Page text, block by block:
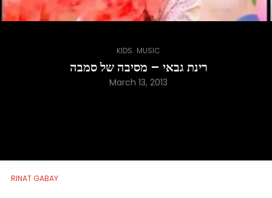
KIDS MUSIC
רינת גבאי – מסיבה של סמבה
March 13, 2013
RINAT GABAY